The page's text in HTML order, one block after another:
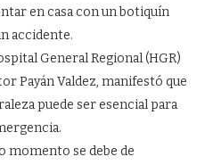
en casa con un botiquín
accidente.
General Regional (HGR)
Payán Valdez, manifestó que
puede ser esencial para
momento se debe de